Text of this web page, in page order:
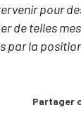
pour
de telles
par la
Partager